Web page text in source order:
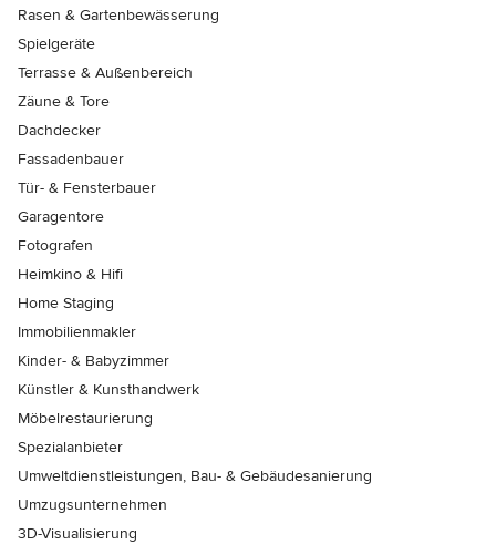
Rasen & Gartenbewässerung
Spielgeräte
Terrasse & Außenbereich
Zäune & Tore
Dachdecker
Fassadenbauer
Tür- & Fensterbauer
Garagentore
Fotografen
Heimkino & Hifi
Home Staging
Immobilienmakler
Kinder- & Babyzimmer
Künstler & Kunsthandwerk
Möbelrestaurierung
Spezialanbieter
Umweltdienstleistungen, Bau- & Gebäudesanierung
Umzugsunternehmen
3D-Visualisierung